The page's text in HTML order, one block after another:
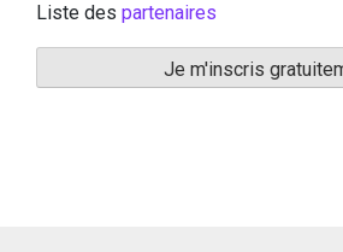
Liste des partenaires